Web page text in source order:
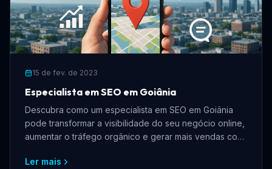
15 de fev. de 2023
Especialista em SEO em Goiânia
Descubra como um especialista em SEO em Goiânia
pode transformar a visibilidade do seu negócio online,
aumentar o tráfego orgânico e gerar mais vendas com
Ler mais